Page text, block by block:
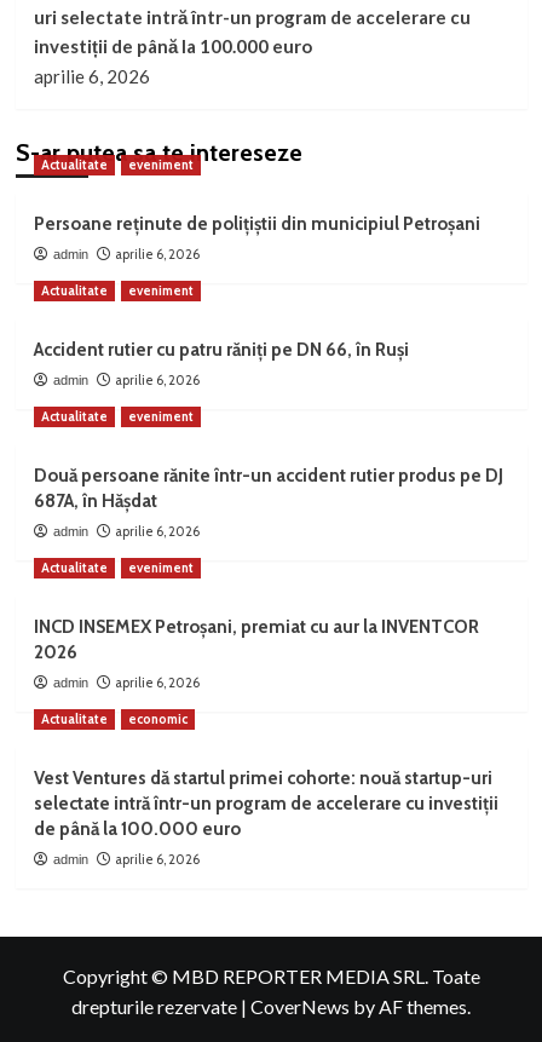
uri selectate intră într-un program de accelerare cu
investiții de până la 100.000 euro
aprilie 6, 2026
S-ar putea sa te intereseze
Actualitate eveniment
Persoane reținute de polițiștii din municipiul Petroșani
admin aprilie 6, 2026
Actualitate eveniment
Accident rutier cu patru răniți pe DN 66, în Ruși
admin aprilie 6, 2026
Actualitate eveniment
Două persoane rănite într-un accident rutier produs pe DJ
687A, în Hășdat
admin aprilie 6, 2026
Actualitate eveniment
INCD INSEMEX Petroșani, premiat cu aur la INVENTCOR
2026
admin aprilie 6, 2026
Actualitate economic
Vest Ventures dă startul primei cohorte: nouă startup-uri
selectate intră într-un program de accelerare cu investiții
de până la 100.000 euro
admin aprilie 6, 2026
Copyright © MBD REPORTER MEDIA SRL. Toate
drepturile rezervate | CoverNews by AF themes.